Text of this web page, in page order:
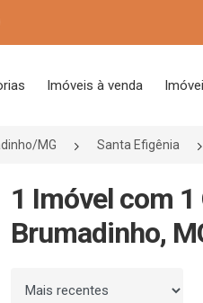
Imóveis à venda
MG Santa Efigênia
1 Imóvel com
Brumadinho,
Ordenar por